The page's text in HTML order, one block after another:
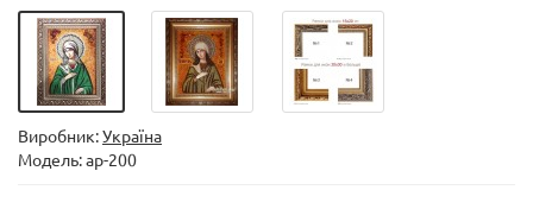
Виробник:Україна
Модель:ар-200